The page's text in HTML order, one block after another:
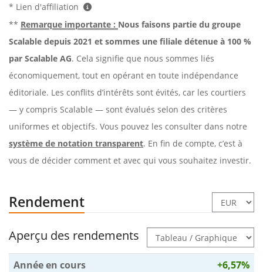
* Lien d'affiliation
** Remarque importante : Nous faisons partie du groupe
Scalable depuis 2021 et sommes une filiale détenue à 100 %
par Scalable AG. Cela signifie que nous sommes liés
économiquement, tout en opérant en toute indépendance
éditoriale. Les conflits d’intérêts sont évités, car les courtiers
— y compris Scalable — sont évalués selon des critères
uniformes et objectifs. Vous pouvez les consulter dans notre
système de notation transparent. En fin de compte, c’est à
vous de décider comment et avec qui vous souhaitez investir.
Rendement
Aperçu des rendements
Année en cours
+6,57%